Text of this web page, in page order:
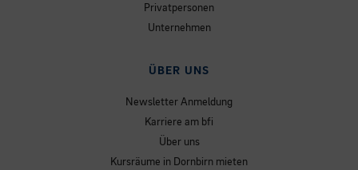
Privatpersonen
Unternehmen
ÜBER UNS
Newsletter Anmeldung
Karriere am bfi
Über uns
Kursräume in Dornbirn mieten